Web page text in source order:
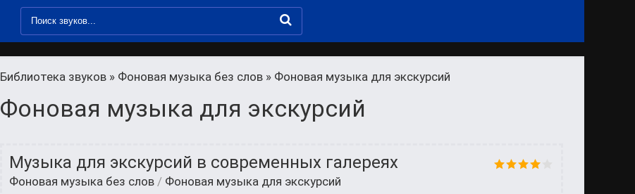
Библиотека звуков » Фоновая музыка без слов » Фоновая музыка для экскурсий
Фоновая музыка для экскурсий
Музыка для экскурсий в современных галереях
Фоновая музыка без слов / Фоновая музыка для экскурсий